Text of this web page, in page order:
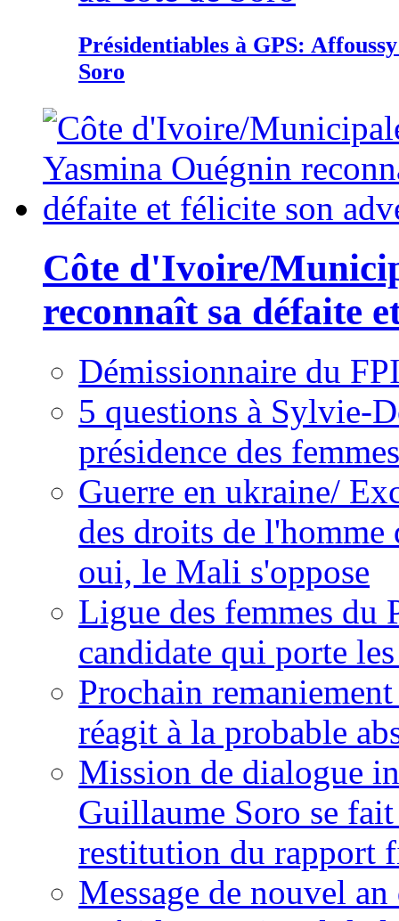
Présidentiables à GPS:
Soro
Côte d'Ivoire/
reconnaît sa défaite
Démissionnaire du
5 questions à Sylvie-
présidence des
Guerre en ukraine/
des droits de
oui, le Mali s'oppose
Ligue des femmes du
candidate qui porte
Prochain
réagit à la probable
Mission de dialogue
Guillaume Soro se
restitution du rapport
Message de nouvel